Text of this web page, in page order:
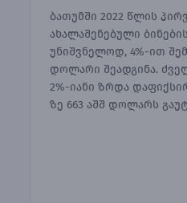
ბათუმში 2022 წლის
ახალაშენებული
უნიშვნელოდ, 4%-ით
დოლარი შეადგინა.
2%-იანი ზრდა
ზე 663 აშშ დოლარს